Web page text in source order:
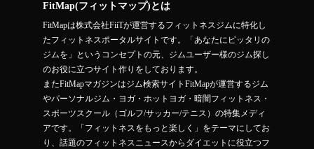
FitMap(フィットマップ)とは
FitMapは株式会社FiiTが運営するフィットネスジムに特化し
たフィットネスポータルサイトです。「あなたにピッタリの
ジムを」というコンセプトの元、ジムユーザー様のジム探し
のお役に立つサイト作りをしております。
またFitMapマガジンはジム検索サイトFitMapが運営するジム
やパーソナルジム・ヨガ・ホットヨガ・暗闇フィットネス・
スポーツスクール（ゴルフ/サッカー/テニス）の特集メディ
アです。「フィットネスをもっと楽しく」をテーマにしてお
り、話題のフィットネスニュースからダイエットに役立つフ